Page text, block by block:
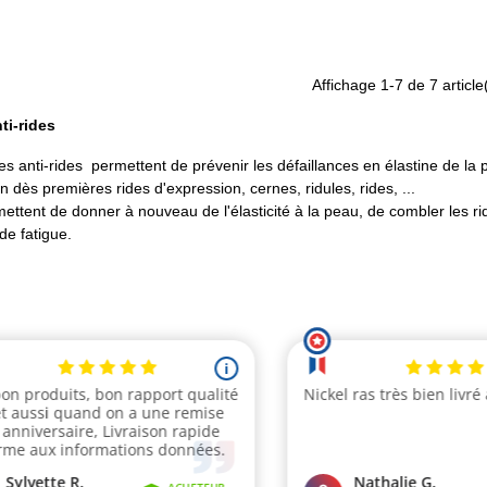
Affichage 1-7 de 7
rides
anti-rides permettent de prévenir les défaillances en élastine de la
dès premières rides d'expression, cernes, ridules, rides, ...
de donner à nouveau de l'élasticité à la peau, de combler les
fatigue.